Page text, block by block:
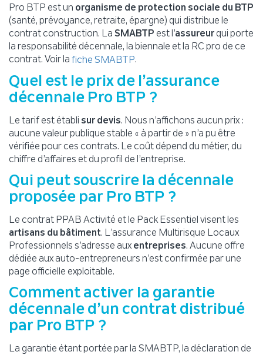
Pro BTP est un organisme de protection sociale du BTP
(santé, prévoyance, retraite, épargne) qui distribue le
contrat construction. La SMABTP est l’assureur qui porte
la responsabilité décennale, la biennale et la RC pro de ce
contrat. Voir la fiche SMABTP.
Quel est le prix de l’assurance
décennale Pro BTP ?
Le tarif est établi sur devis. Nous n’affichons aucun prix :
aucune valeur publique stable « à partir de » n’a pu être
vérifiée pour ces contrats. Le coût dépend du métier, du
chiffre d’affaires et du profil de l’entreprise.
Qui peut souscrire la décennale
proposée par Pro BTP ?
Le contrat PPAB Activité et le Pack Essentiel visent les
artisans du bâtiment. L’assurance Multirisque Locaux
Professionnels s’adresse aux entreprises. Aucune offre
dédiée aux auto-entrepreneurs n’est confirmée par une
page officielle exploitable.
Comment activer la garantie
décennale d’un contrat distribué
par Pro BTP ?
La garantie étant portée par la SMABTP, la déclaration de